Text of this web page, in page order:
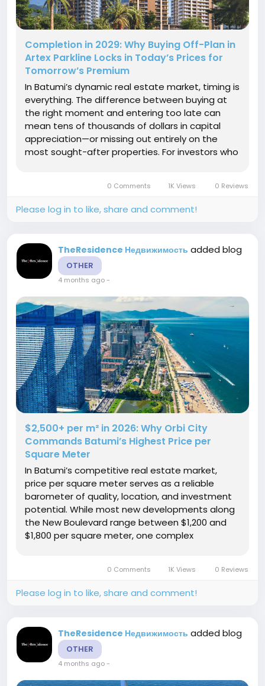
Completion in 2029: Why Buying Off-Plan in
Artex Parkline Locks in Today’s Prices for
Tomorrow’s Premium
In Batumi’s dynamic real estate market, timing is
everything. The difference between buying at
the right moment and entering too late can
mean tens of thousands of dollars in capital
appreciation—or missing out entirely on the
most sought-after properties. For investors who
opportunities available. By...
0 Comments 1K Views 0 Reviews
Please log in to like, share and comment!
TheResidence Недвижимость added blog
OTHER
4 months ago-
$2,500+ per m² in 2026: Why Orbi City
Commands Batumi’s Highest Price per
Square Meter
In Batumi’s competitive real estate market,
price per square meter serves as a reliable
barometer of quality, location, and investment
potential. While most new developments along
the New Boulevard range between $1,200 and
$1,800 per square meter, one complex
premium is essential for investors evaluating...
0 Comments 1K Views 0 Reviews
Please log in to like, share and comment!
TheResidence Недвижимость added blog
OTHER
4 months ago-